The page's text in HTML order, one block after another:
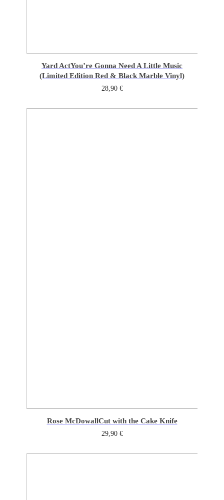
Yard ActYou’re Gonna Need A Little Music
(Limited Edition Red & Black Marble Vinyl)
28,90 €
Rose McDowallCut with the Cake Knife
29,90 €